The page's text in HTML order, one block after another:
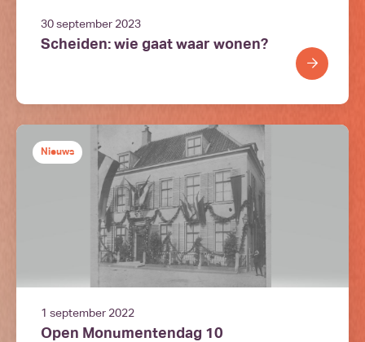
30 september 2023
Scheiden: wie gaat waar wonen?
Nieuws
1 september 2022
Open Monumentendag 10